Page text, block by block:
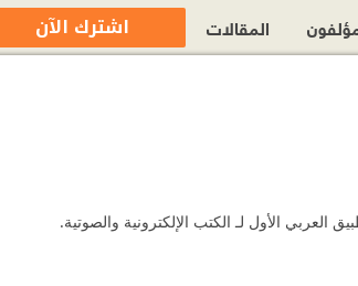
الأول لـ الكتب الإلكترونية والصوتية.
المقالات اشترك الآن